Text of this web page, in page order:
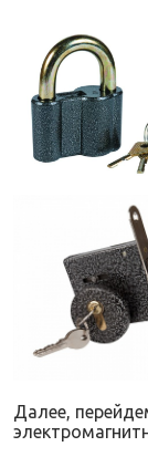
Далее,